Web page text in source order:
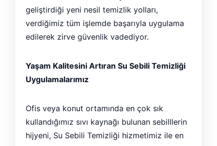
geliştirdiği yeni nesil temizlik yolları,
verdiğimiz tüm işlemde başarıyla uygulama
edilerek zirve güvenlik vadediyor.
Yaşam Kalitesini Artıran Su Sebili Temizliği
Uygulamalarımız
Ofis veya konut ortamında en çok sık
kullandığımız sıvı kaynağı bulunan sebilllerin
hijyeni, Su Sebili Temizliği hizmetimiz ile en